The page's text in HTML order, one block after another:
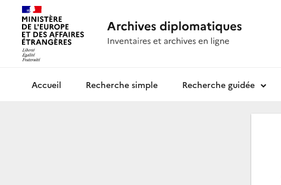
Archives diplomatiquesRecherche simple Recherche guidée